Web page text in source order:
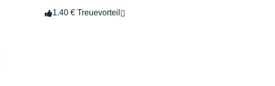
1.40 € Treuevorteil